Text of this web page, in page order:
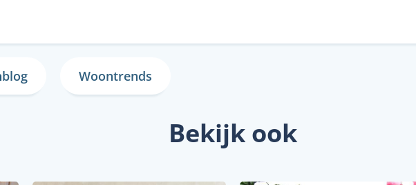
Woontrends
Bekijk ook